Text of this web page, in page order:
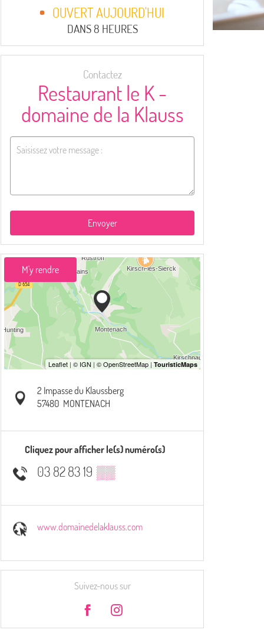
OUVERT AUJOURD'HUI
DANS 8 HEURES
Contactez
Restaurant le K -
domaine de la Klauss
Envoyer
M'y rendre
2 Impasse du Klaussberg
57480 MONTENACH
Cliquez pour afficher le(s) numéro(s)
03 82 83 19 ▒▒
www.domainedelaklauss.com
Suivez-nous sur